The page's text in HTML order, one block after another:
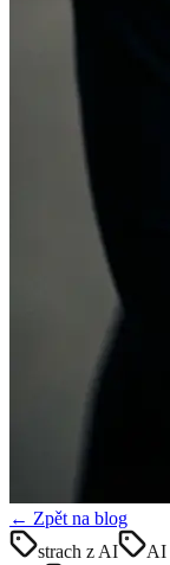
← Zpět na blog
strach z AI
AI